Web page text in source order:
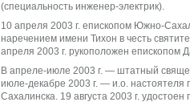
(специальность инженер-электрик).
10 апреля 2003 г. епископом Южно-
наречением имени Тихон в честь
апреля 2003 г. рукоположен епископом
В апреле-июле 2003 г. — штатный
июле-декабре 2003 г. — и.о. настоятеля
Сахалинска. 19 августа 2003 г.